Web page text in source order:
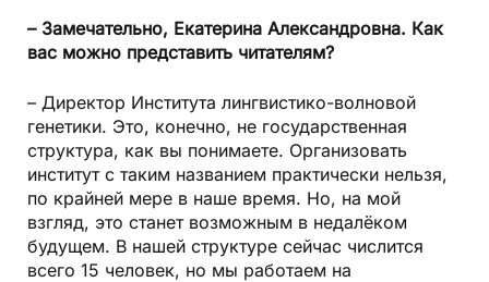
– Замечательно, Екатерина Александровна. Как
вас можно представить читателям?
– Директор Института лингвистико-волновой
генетики. Это, конечно, не государственная
структура, как вы понимаете. Организовать
институт с таким названием практически нельзя,
по крайней мере в наше время. Но, на мой
взгляд, это станет возможным в недалёком
будущем. В нашей структуре сейчас числится
всего 15 человек, но мы работаем на